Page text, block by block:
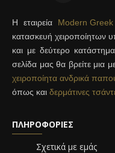
Η εταιρεία Modern
κατασκευή χειροποίητων
και με δεύτερο
σελίδα μας θα βρείτε μια
χειροποίητα ανδρικά
όπως και δερμάτινες
ΠΛΗΡΟΦΟΡΊΕΣ
Σχετικά με εμάς